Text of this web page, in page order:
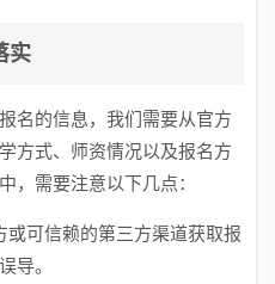
实
名的信息，我们需要从官方
方式、师资情况以及报名方
，需要注意以下几点：
可信赖的第三方渠道获取报
导。